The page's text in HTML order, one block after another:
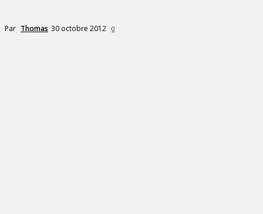
Par Thomas 30 octobre 2012 0